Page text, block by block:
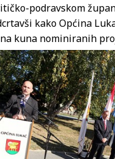
podravskom
kako Općina
kuna nominiranih